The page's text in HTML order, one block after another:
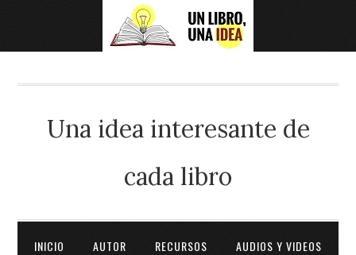
Una idea interesante de
cada libro
INICIO AUTOR RECURSOS AUDIOS Y VIDEOS